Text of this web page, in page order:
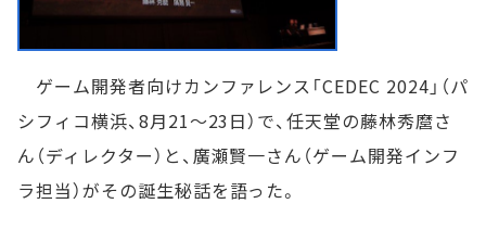
ゲーム開発者向けカンファレンス「CEDEC 2024」（パ
シフィコ横浜、8月21～23日）で、任天堂の藤林秀麿さ
ん（ディレクター）と、廣瀬賢一さん（ゲーム開発インフ
ラ担当）がその誕生秘話を語った。